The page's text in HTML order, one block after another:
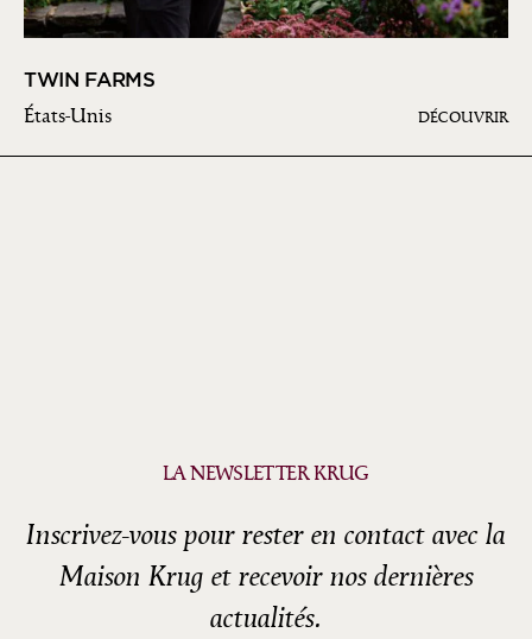
TWIN FARMS
États-Unis DÉCOUVRIR
LA NEWSLETTER KRUG
Inscrivez-vous pour rester en contact avec la
Maison Krug et recevoir nos dernières
actualités.